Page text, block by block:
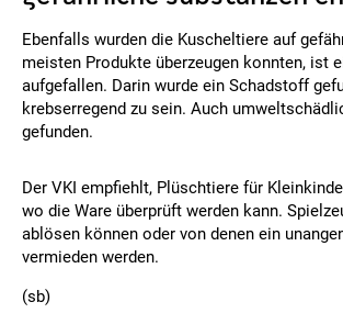
Ebenfalls wurden die Kuscheltiere auf
meisten Produkte überzeugen konnten, ist
aufgefallen. Darin wurde ein Schadstoff
krebserregend zu sein. Auch
gefunden.
Der VKI empfiehlt, Plüschtiere für
wo die Ware überprüft werden kann.
ablösen können oder von denen ein
vermieden werden.
(sb)